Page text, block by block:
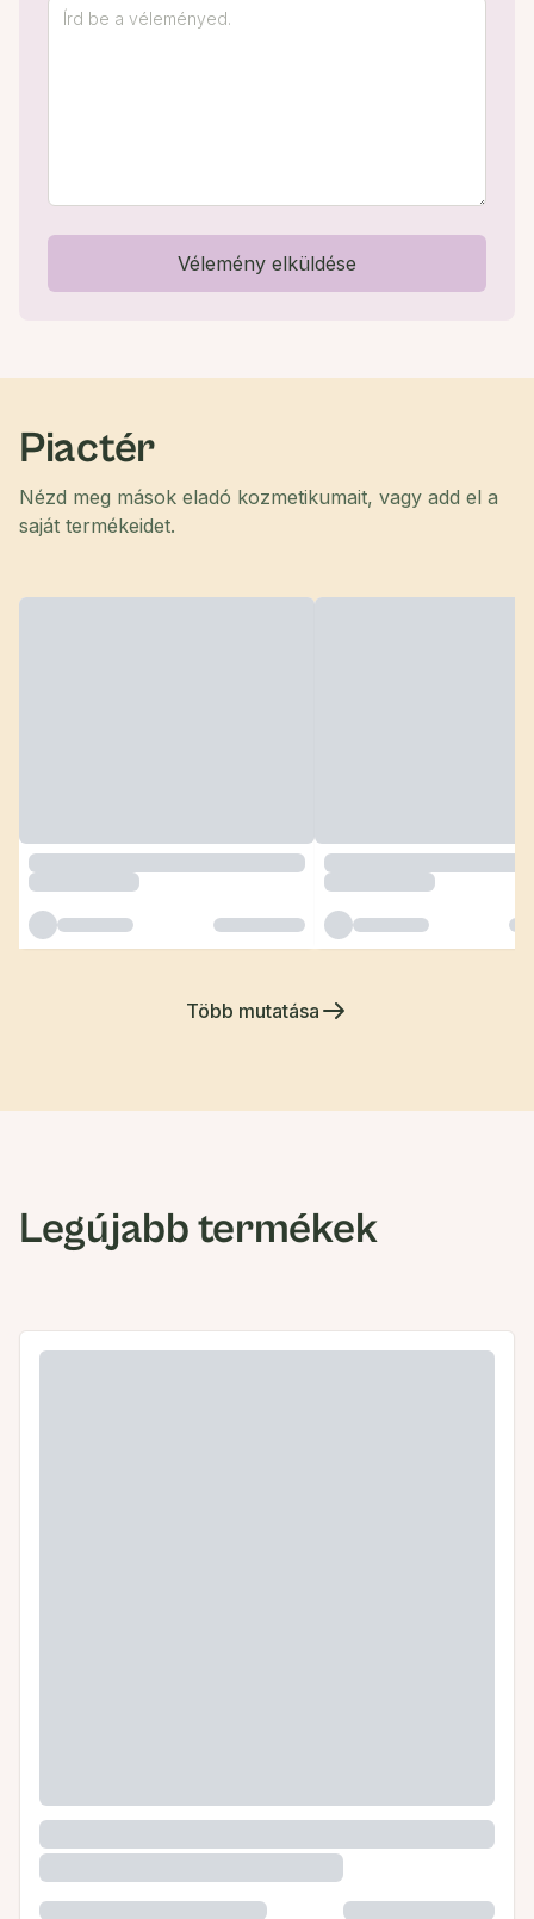
Vélemény elküldése
Piactér
Nézd meg mások eladó kozmetikumait, vagy add el a
saját termékeidet.
Több mutatása
Legújabb termékek